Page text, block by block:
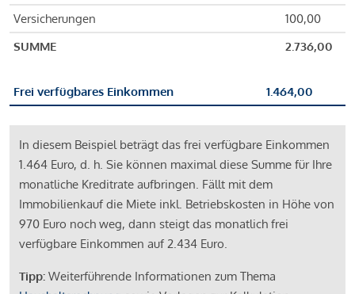
Versicherungen
100,00
SUMME
2.736,00
Frei verfügbares Einkommen 1.464,00
In diesem Beispiel beträgt das frei verfügbare Einkommen
1.464 Euro, d. h. Sie können maximal diese Summe für Ihre
monatliche Kreditrate aufbringen. Fällt mit dem
Immobilienkauf die Miete inkl. Betriebskosten in Höhe von
970 Euro noch weg, dann steigt das monatlich frei
verfügbare Einkommen auf 2.434 Euro.
Tipp: Weiterführende Informationen zum Thema